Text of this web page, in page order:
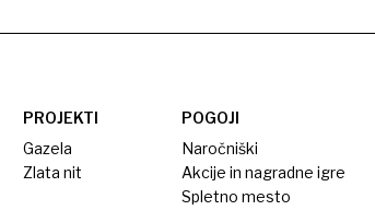
PROJEKTI
Gazela
Zlata nit
POGOJI
Naročniški
Akcije in nagradne igre
Spletno mesto